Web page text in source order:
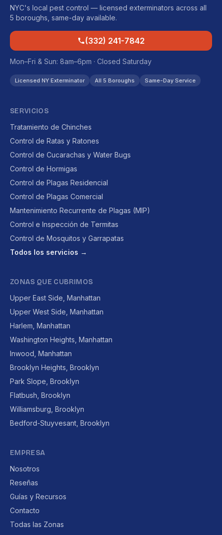
NYC's local pest control — licensed exterminators across all
5 boroughs, same-day available.
(332) 241-7842
Mon–Fri & Sun: 8am–6pm · Closed Saturday
Licensed NY Exterminator All 5 Boroughs Same-Day Service
SERVICIOS
Tratamiento de Chinches
Control de Ratas y Ratones
Control de Cucarachas y Water Bugs
Control de Hormigas
Control de Plagas Residencial
Control de Plagas Comercial
Mantenimiento Recurrente de Plagas (MIP)
Control e Inspección de Termitas
Control de Mosquitos y Garrapatas
Todos los servicios →
ZONAS QUE CUBRIMOS
Upper East Side, Manhattan
Upper West Side, Manhattan
Harlem, Manhattan
Washington Heights, Manhattan
Inwood, Manhattan
Brooklyn Heights, Brooklyn
Park Slope, Brooklyn
Flatbush, Brooklyn
Williamsburg, Brooklyn
Bedford-Stuyvesant, Brooklyn
EMPRESA
Nosotros
Reseñas
Guías y Recursos
Contacto
Todas las Zonas